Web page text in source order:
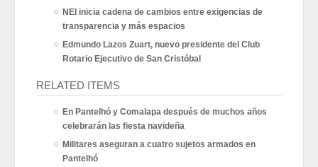
NEI inicia cadena de cambios entre exigencias de
transparencia y más espacios
Edmundo Lazos Zuart, nuevo presidente del Club
Rotario Ejecutivo de San Cristóbal
RELATED ITEMS
En Pantelhó y Comalapa después de muchos años
celebrarán las fiesta navideña
Militares aseguran a cuatro sujetos armados en
Pantelhó